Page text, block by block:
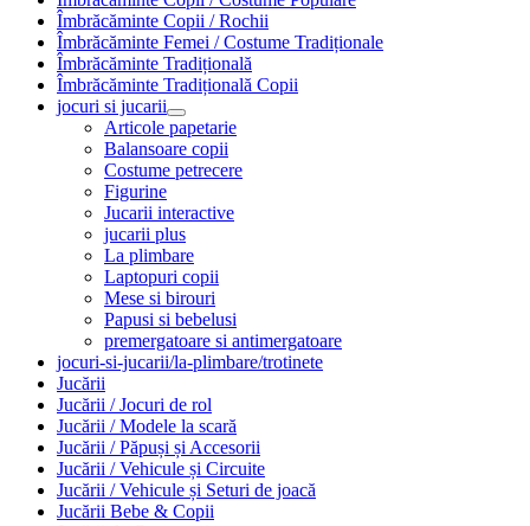
Îmbrăcăminte Copii / Rochii
Îmbrăcăminte Femei / Costume Tradiționale
Îmbrăcăminte Tradițională
Îmbrăcăminte Tradițională Copii
jocuri si jucarii
Articole papetarie
Balansoare copii
Costume petrecere
Figurine
Jucarii interactive
jucarii plus
La plimbare
Laptopuri copii
Mese si birouri
Papusi si bebelusi
premergatoare si antimergatoare
jocuri-si-jucarii/la-plimbare/trotinete
Jucării
Jucării / Jocuri de rol
Jucării / Modele la scară
Jucării / Păpuși și Accesorii
Jucării / Vehicule și Circuite
Jucării / Vehicule și Seturi de joacă
Jucării Bebe & Copii